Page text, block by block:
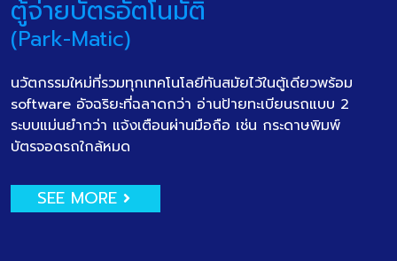
ตู้จ่ายบัตรอัตโนมัติ
(Park-Matic)
นวัตกรรมใหม่ที่รวมทุกเทคโนโลยีทันสมัยไว้ในตู้เดียวพร้อม
software อัจฉริยะที่ฉลาดกว่า อ่านป้ายทะเบียนรถแบบ 2
ระบบแม่นยำกว่า แจ้งเตือนผ่านมือถือ เช่น กระดาษพิมพ์
บัตรจอดรถใกล้หมด
SEE MORE